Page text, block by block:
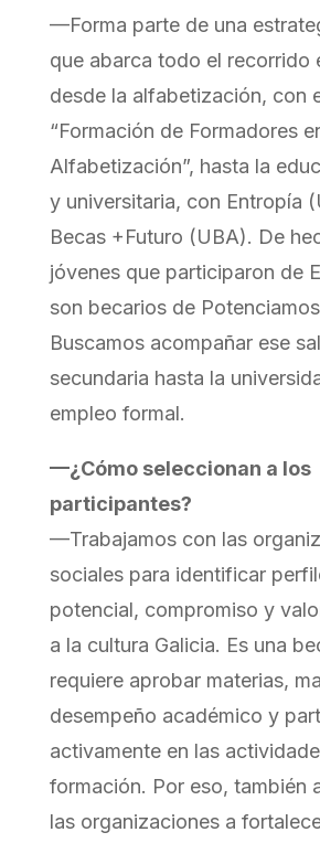
—Forma parte de una
que abarca todo el recorrido
desde la alfabetización, con
“Formación de Formadores
Alfabetización”, hasta la
y universitaria, con Entropía
Becas +Futuro (UBA). De
jóvenes que participaron de
son becarios de
Buscamos acompañar ese
secundaria hasta la
empleo formal.
—¿Cómo seleccionan a los
participantes?
—Trabajamos con las
sociales para identificar
potencial, compromiso y
a la cultura Galicia. Es una
requiere aprobar materias,
desempeño académico y
activamente en las
formación. Por eso, también
las organizaciones a